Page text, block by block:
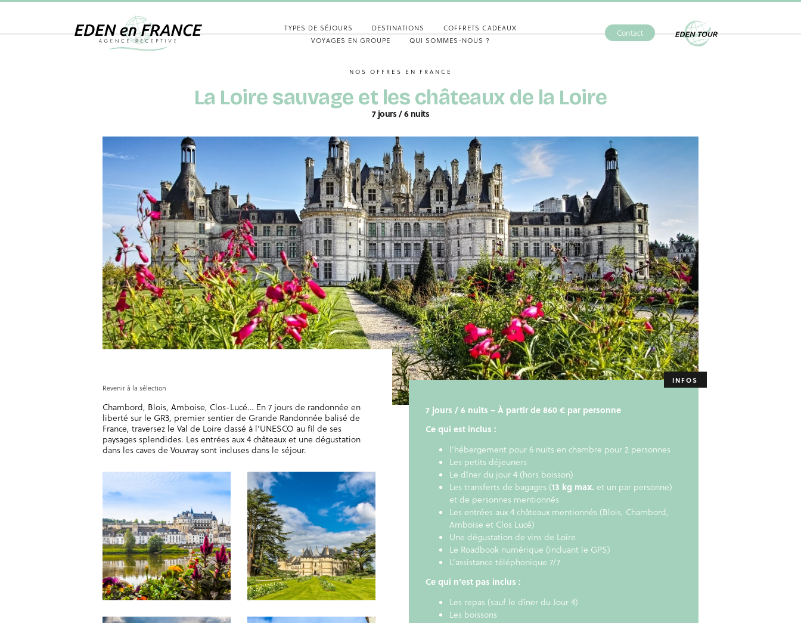
TYPES DE SÉJOURS DESTINATIONS
COFFRETS CADEAUX
VOYAGES EN GROUPE
QUI SOMMES-NOUS ?
Contact
NOS OFFRES EN FRANCE
La Loire sauvage et les châteaux de la Loire
7 jours / 6 nuits
Revenir à la sélection
Chambord, Blois, Amboise, Clos-Lucé… En 7 jours de randonnée en
liberté sur le GR3, premier sentier de Grande Randonnée balisé de
France, traversez le Val de Loire classé à l’UNESCO au fil de ses
paysages splendides. Les entrées aux 4 châteaux et une dégustation
dans les caves de Vouvray sont incluses dans le séjour.
7 jours / 6 nuits – À partir de 860 € par personne
Ce qui est inclus :
l’hébergement pour 6 nuits en chambre pour 2 personnes
Les petits déjeuners
Le dîner du jour 4 (hors boisson)
Les transferts de bagages (13 kg max. et un par personne)
et de personnes mentionnés
Les entrées aux 4 châteaux mentionnés (Blois, Chambord,
Amboise et Clos Lucé)
Une dégustation de vins de Loire
Le Roadbook numérique (incluant le GPS)
L’assistance téléphonique 7/7
Ce qui n’est pas inclus :
Les repas (sauf le dîner du Jour 4)
Les boissons